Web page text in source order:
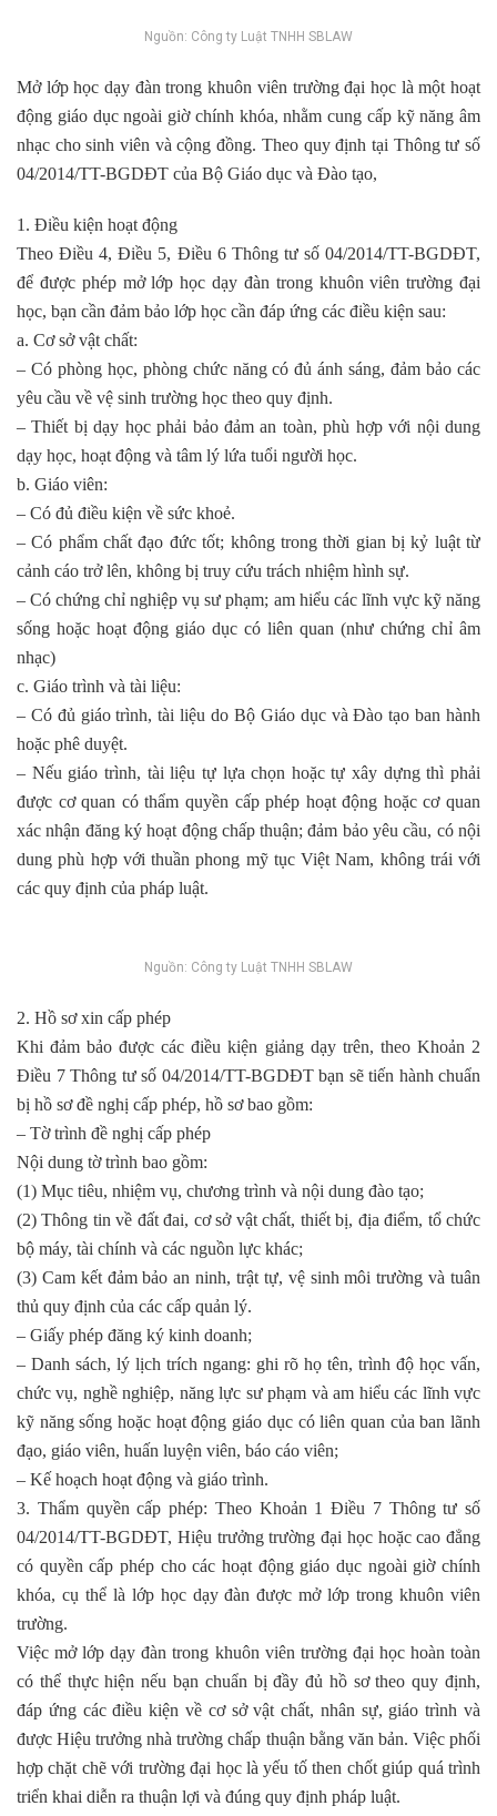
Nguồn: Công ty Luật TNHH SBLAW
Mở lớp học dạy đàn trong khuôn viên trường đại học là một hoạt
động giáo dục ngoài giờ chính khóa, nhằm cung cấp kỹ năng âm
nhạc cho sinh viên và cộng đồng. Theo quy định tại Thông tư số
04/2014/TT-BGDĐT của Bộ Giáo dục và Đào tạo,
1. Điều kiện hoạt động
Theo Điều 4, Điều 5, Điều 6 Thông tư số 04/2014/TT-BGDĐT,
để được phép mở lớp học dạy đàn trong khuôn viên trường đại
học, bạn cần đảm bảo lớp học cần đáp ứng các điều kiện sau:
a. Cơ sở vật chất:
– Có phòng học, phòng chức năng có đủ ánh sáng, đảm bảo các
yêu cầu về vệ sinh trường học theo quy định.
– Thiết bị dạy học phải bảo đảm an toàn, phù hợp với nội dung
dạy học, hoạt động và tâm lý lứa tuổi người học.
b. Giáo viên:
– Có đủ điều kiện về sức khoẻ.
– Có phẩm chất đạo đức tốt; không trong thời gian bị kỷ luật từ
cảnh cáo trở lên, không bị truy cứu trách nhiệm hình sự.
– Có chứng chỉ nghiệp vụ sư phạm; am hiểu các lĩnh vực kỹ năng
sống hoặc hoạt động giáo dục có liên quan (như chứng chỉ âm
nhạc)
c. Giáo trình và tài liệu:
– Có đủ giáo trình, tài liệu do Bộ Giáo dục và Đào tạo ban hành
hoặc phê duyệt.
– Nếu giáo trình, tài liệu tự lựa chọn hoặc tự xây dựng thì phải
được cơ quan có thẩm quyền cấp phép hoạt động hoặc cơ quan
xác nhận đăng ký hoạt động chấp thuận; đảm bảo yêu cầu, có nội
dung phù hợp với thuần phong mỹ tục Việt Nam, không trái với
các quy định của pháp luật.
Nguồn: Công ty Luật TNHH SBLAW
2. Hồ sơ xin cấp phép
Khi đảm bảo được các điều kiện giảng dạy trên, theo Khoản 2
Điều 7 Thông tư số 04/2014/TT-BGDĐT bạn sẽ tiến hành chuẩn
bị hồ sơ đề nghị cấp phép, hồ sơ bao gồm:
– Tờ trình đề nghị cấp phép
Nội dung tờ trình bao gồm:
(1) Mục tiêu, nhiệm vụ, chương trình và nội dung đào tạo;
(2) Thông tin về đất đai, cơ sở vật chất, thiết bị, địa điểm, tổ chức
bộ máy, tài chính và các nguồn lực khác;
(3) Cam kết đảm bảo an ninh, trật tự, vệ sinh môi trường và tuân
thủ quy định của các cấp quản lý.
– Giấy phép đăng ký kinh doanh;
– Danh sách, lý lịch trích ngang: ghi rõ họ tên, trình độ học vấn,
chức vụ, nghề nghiệp, năng lực sư phạm và am hiểu các lĩnh vực
kỹ năng sống hoặc hoạt động giáo dục có liên quan của ban lãnh
đạo, giáo viên, huấn luyện viên, báo cáo viên;
– Kế hoạch hoạt động và giáo trình.
3. Thẩm quyền cấp phép: Theo Khoản 1 Điều 7 Thông tư số
04/2014/TT-BGDĐT, Hiệu trưởng trường đại học hoặc cao đẳng
có quyền cấp phép cho các hoạt động giáo dục ngoài giờ chính
khóa, cụ thể là lớp học dạy đàn được mở lớp trong khuôn viên
trường.
Việc mở lớp dạy đàn trong khuôn viên trường đại học hoàn toàn
có thể thực hiện nếu bạn chuẩn bị đầy đủ hồ sơ theo quy định,
đáp ứng các điều kiện về cơ sở vật chất, nhân sự, giáo trình và
được Hiệu trưởng nhà trường chấp thuận bằng văn bản. Việc phối
hợp chặt chẽ với trường đại học là yếu tố then chốt giúp quá trình
triển khai diễn ra thuận lợi và đúng quy định pháp luật.